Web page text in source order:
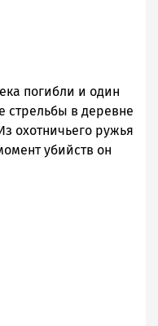
погибли и один
стрельбы в деревне
охотничьего ружья
убийств он